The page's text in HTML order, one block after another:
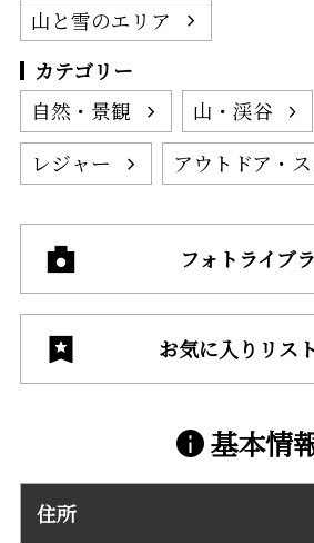
山と雪のエリア
カテゴリー
自然・景観
山・渓谷
レジャー
アウトドア・
フォトライブ
お気に入りリス
基本情
住所